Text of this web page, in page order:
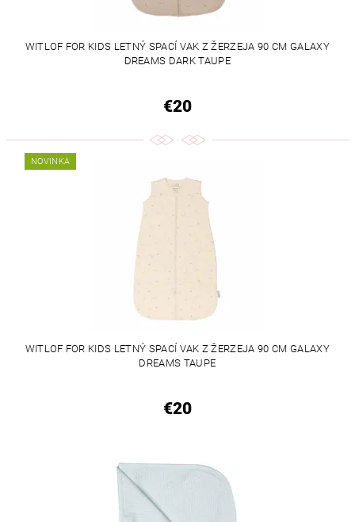
WITLOF FOR KIDS LETNÝ SPACÍ VAK Z ŽERZEJA 90 CM GALAXY
DREAMS DARK TAUPE
€20
NOVINKA
WITLOF FOR KIDS LETNÝ SPACÍ VAK Z ŽERZEJA 90 CM GALAXY
DREAMS TAUPE
€20